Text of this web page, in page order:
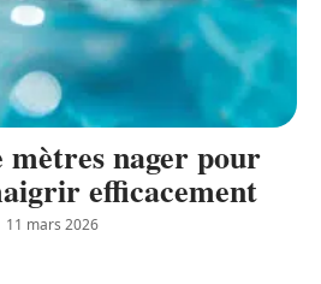
mètres nager pour
efficacement
11 mars 2026